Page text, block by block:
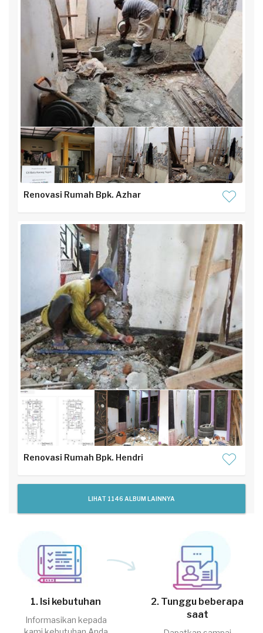
Renovasi Rumah Bpk. Azhar
Renovasi Rumah Bpk. Hendri
LIHAT 1146 ALBUM LAINNYA
1. Isi kebutuhan
Informasikan kepada
2. Tunggu beberapa
saat